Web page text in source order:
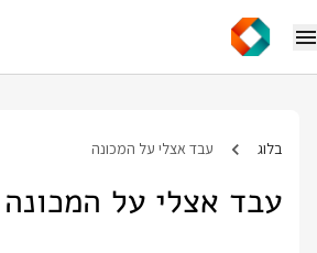
בלוג עבד אצלי על המכונה
עבד אצלי על המכונה